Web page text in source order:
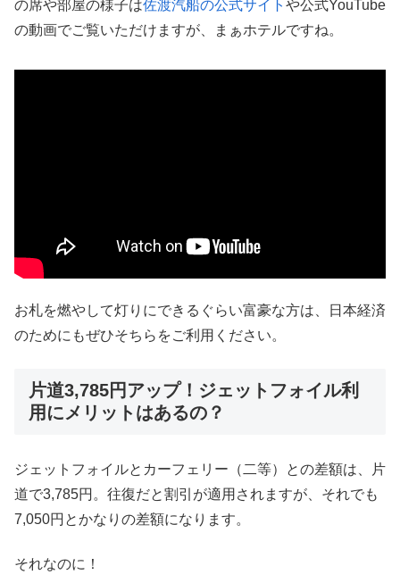
の席や部屋の様子は佐渡汽船の公式サイト や公式YouTube
の動画でご覧いただけますが、まぁホテルですね。
お札を燃やして灯りにできるぐらい富豪な方は、日本経済
のためにもぜひそちらをご利用ください。
片道3,785円アップ！ジェットフォイル利
用にメリットはあるの？
ジェットフォイルとカーフェリー（二等）との差額は、片
道で3,785円。往復だと割引が適用されますが、それでも
7,050円とかなりの差額になります。
それなのに！